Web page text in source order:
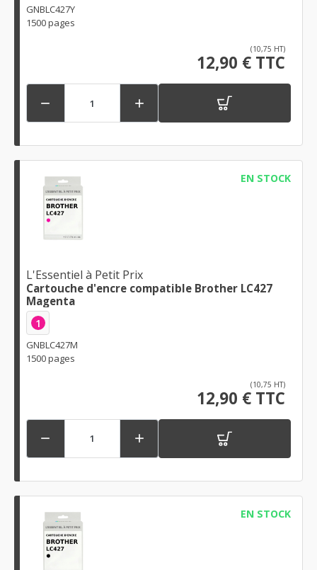
GNBLC427Y
1500 pages
(10,75 HT)
12,90 € TTC
 
EN STOCK
L'Essentiel à Petit Prix
Cartouche d'encre compatible Brother LC427
Magenta
1
GNBLC427M
1500 pages
(10,75 HT)
12,90 € TTC
 
EN STOCK